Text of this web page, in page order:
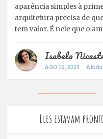
aparência simples à
arquitetura precisa de
tem valor. É nele que o
Isabela
AGO 16, 2025
Eles estavam